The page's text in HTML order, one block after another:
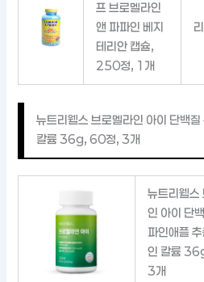
프 브로멜라인
앤 파파인 베지
테리안 캡슐,
250정, 1개
뉴트리웰스 브로멜라인 아이 단백
칼륨 36g, 60정, 3개
뉴트리웰스
인 아이 단
파인애플
인 칼륨
3개